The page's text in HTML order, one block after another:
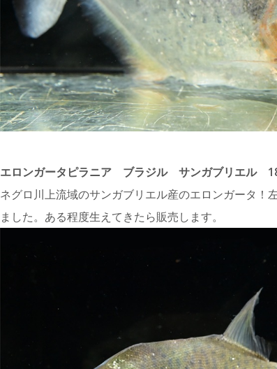
エロンガータピラニア ブラジル サンガブリエル
ネグロ川上流域のサンガブリエル産のエロンガータ！
ました。ある程度生えてきたら販売します。